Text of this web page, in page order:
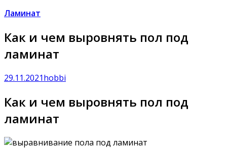
Ламинат
Как и чем выровнять пол под
ламинат
29.11.2021hobbi
Как и чем выровнять пол под
ламинат